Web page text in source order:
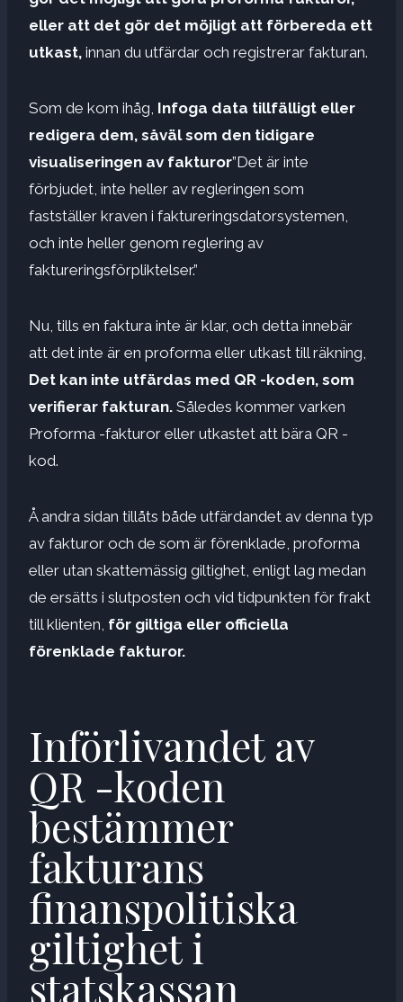
eller att det gör det möjligt att förbereda ett
utkast, innan du utfärdar och registrerar fakturan.
Som de kom ihåg, Infoga data tillfälligt eller
redigera dem, såväl som den tidigare
visualiseringen av fakturor”Det är inte
förbjudet, inte heller av regleringen som
fastställer kraven i faktureringsdatorsystemen,
och inte heller genom reglering av
faktureringsförpliktelser.”
Nu, tills en faktura inte är klar, och detta innebär
att det inte är en proforma eller utkast till räkning,
Det kan inte utfärdas med QR -koden, som
verifierar fakturan. Således kommer varken
Proforma -fakturor eller utkastet att bära QR -
kod.
Å andra sidan tillåts både utfärdandet av denna typ
av fakturor och de som är förenklade, proforma
eller utan skattemässig giltighet, enligt lag medan
de ersätts i slutposten och vid tidpunkten för frakt
till klienten, för giltiga eller officiella
förenklade fakturor.
Införlivandet av
QR -koden
bestämmer
fakturans
finanspolitiska
giltighet i
statskassan